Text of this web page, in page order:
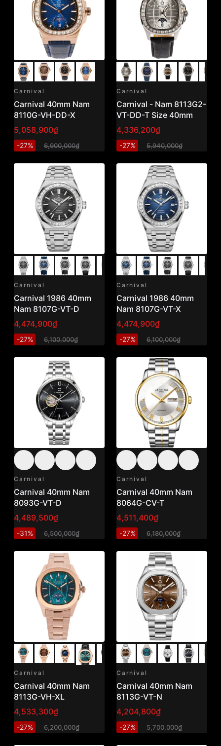
Carnival
Carnival 40mm Nam
8110G-VH-DD-X
5,058,900₫
-27% 6,900,000₫
Carnival
Carnival - Nam 8113G2-
VT-DD-T Size 40mm
4,336,200₫
-27% 5,940,000₫
Carnival
Carnival 1986 40mm
Nam 8107G-VT-D
4,474,900₫
-27% 6,100,000₫
Carnival
Carnival 1986 40mm
Nam 8107G-VT-X
4,474,900₫
-27% 6,100,000₫
Carnival
Carnival 40mm Nam
8093G-VT-D
4,489,500₫
-31% 6,500,000₫
Carnival
Carnival 40mm Nam
8064G-CV-T
4,511,400₫
-27% 6,180,000₫
Carnival
Carnival 40mm Nam
8113G-VH-XL
4,533,300₫
-27% 6,200,000₫
Carnival
Carnival 40mm Nam
8113G-VT-N
4,204,800₫
-27% 5,700,000₫